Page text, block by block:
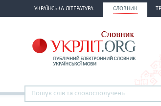
УКРАЇНСЬКА ЛІТЕРАТУРА СЛОВНИК